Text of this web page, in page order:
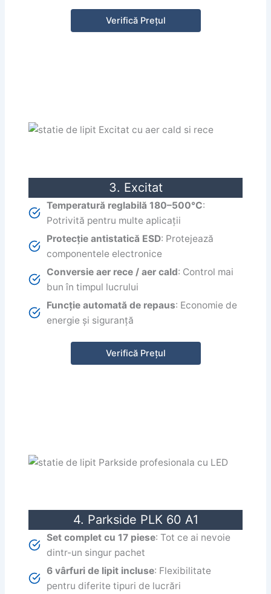
Verifică Prețul
3. Excitat
Temperatură reglabilă 180–500°C:
Potrivită pentru multe aplicații
Protecție antistatică ESD: Protejează
componentele electronice
Conversie aer rece / aer cald: Control mai
bun în timpul lucrului
Funcție automată de repaus: Economie de
energie și siguranță
Verifică Prețul
4. Parkside PLK 60 A1
Set complet cu 17 piese: Tot ce ai nevoie
dintr-un singur pachet
6 vârfuri de lipit incluse: Flexibilitate
pentru diferite tipuri de lucrări